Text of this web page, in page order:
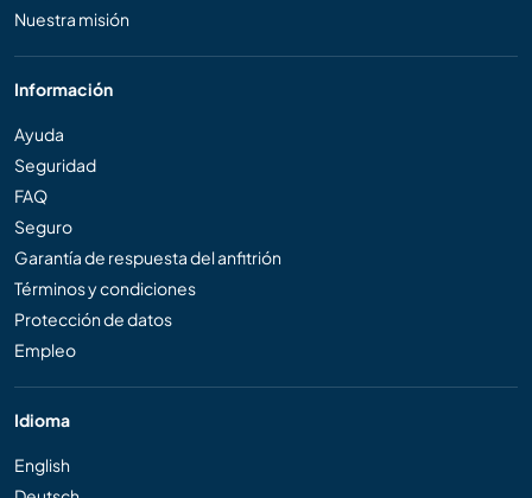
Nuestra misión
Información
Ayuda
Seguridad
FAQ
Seguro
Garantía de respuesta del anfitrión
Términos y condiciones
Protección de datos
Empleo
Idioma
English